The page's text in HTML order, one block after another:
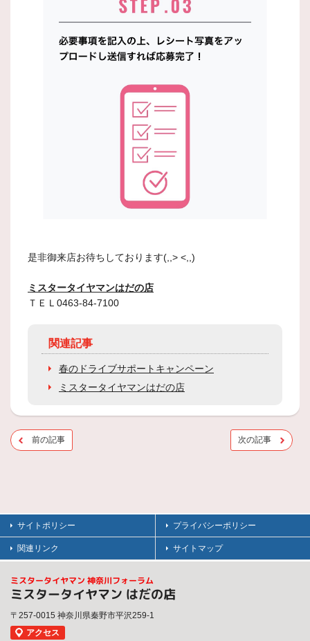
是非御来店お待ちしております(,,> <,,)
ミスタータイヤマンはだの店
ＴＥＬ0463-84-7100
関連記事
春のドライブサポートキャンペーン
ミスタータイヤマンはだの店
前の記事 次の記事
サイトポリシー プライバシーポリシー
関連リンク サイトマップ
ミスタータイヤマン 神奈川フォーラム
ミスタータイヤマン はだの店
〒257-0015 神奈川県秦野市平沢259-1
アクセス